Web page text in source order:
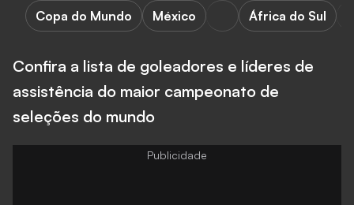
Copa do Mundo México África do Sul
Confira a lista de goleadores e líderes de
assistência do maior campeonato de
seleções do mundo